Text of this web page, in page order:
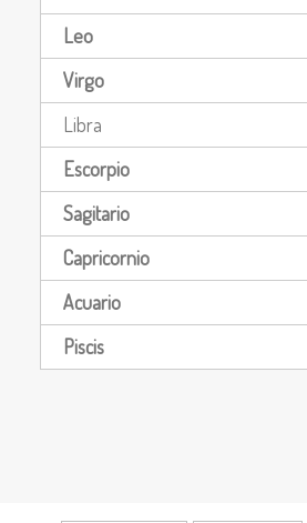
Leo
Virgo
Libra
Escorpio
Sagitario
Capricornio
Acuario
Piscis